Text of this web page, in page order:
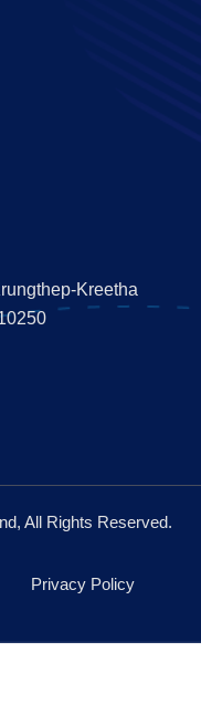
Kreetha
All Rights Reserved.
Privacy Policy